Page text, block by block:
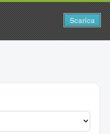
Scarica